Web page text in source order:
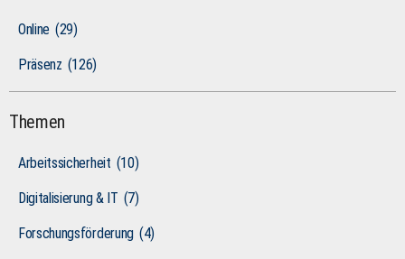
Online (29)
Präsenz (126)
Themen
Arbeitssicherheit (10)
Digitalisierung & IT (7)
Forschungsförderung (4)